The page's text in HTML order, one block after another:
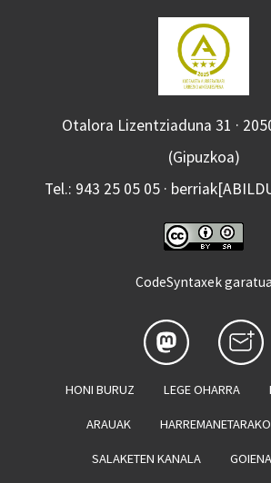
Otalora Lizentziaduna 31 ·
(Gipuzkoa)
Tel.: 943 25 05 05 ·
CodeSyntaxek garatua
HONI BURUZ LEGE OHARRA
ARAUAK HARREMANETARAKO
SALAKETEN KANALA